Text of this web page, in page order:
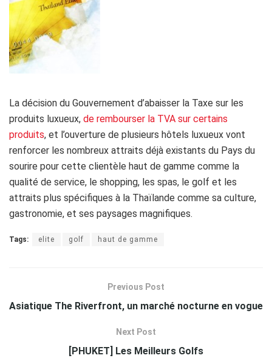
La décision du Gouvernement d’abaisser la Taxe sur les
produits luxueux, de rembourser la TVA sur certains
produits, et l’ouverture de plusieurs hôtels luxueux vont
renforcer les nombreux attraits déjà existants du Pays du
sourire pour cette clientèle haut de gamme comme la
qualité de service, le shopping, les spas, le golf et les
attraits plus spécifiques à la Thaïlande comme sa culture,
gastronomie, et ses paysages magnifiques.
Tags: elite golf haut de gamme
Previous Post
Asiatique The Riverfront, un marché nocturne en vogue
Next Post
[PHUKET] Les Meilleurs Golfs